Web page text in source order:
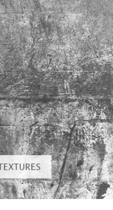
Dịch vụ chỉnh sửa sản phẩm